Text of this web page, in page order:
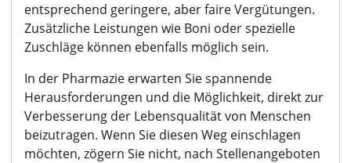
entsprechend geringere, aber faire Vergütungen.
Zusätzliche Leistungen wie Boni oder spezielle
Zuschläge können ebenfalls möglich sein.
In der Pharmazie erwarten Sie spannende
Herausforderungen und die Möglichkeit, direkt zur
Verbesserung der Lebensqualität von Menschen
beizutragen. Wenn Sie diesen Weg einschlagen
möchten, zögern Sie nicht, nach Stellenangeboten